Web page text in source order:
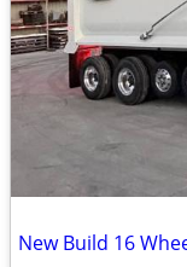
New Build 16